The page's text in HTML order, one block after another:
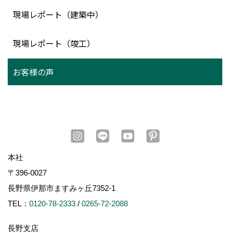
現場レポート（建築中）
現場レポート（竣工）
お客様の声
本社
〒396-0027
長野県伊那市ますみヶ丘7352-1
TEL： 0120-78-2333 / 0265-72-2088
長野支店